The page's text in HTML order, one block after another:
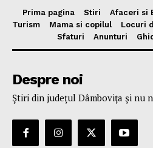
Prima pagina Stiri Afaceri si
Turism
Mama si copilul Locuri
Sfaturi
Anunturi
Despre noi
Ştiri din judeţul Dâmboviţa şi nu